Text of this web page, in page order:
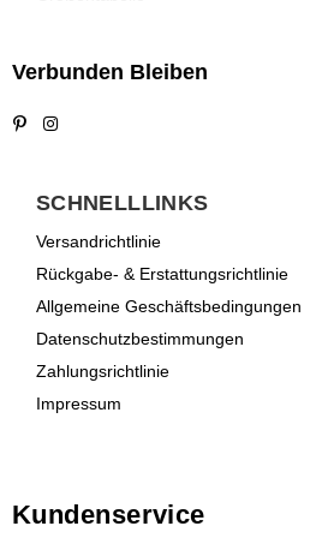
Verbunden Bleiben
PinterestInstagram
SCHNELLLINKS
Versandrichtlinie
Rückgabe- & Erstattungsrichtlinie
Allgemeine Geschäftsbedingungen
Datenschutzbestimmungen
Zahlungsrichtlinie
Impressum
Kundenservice